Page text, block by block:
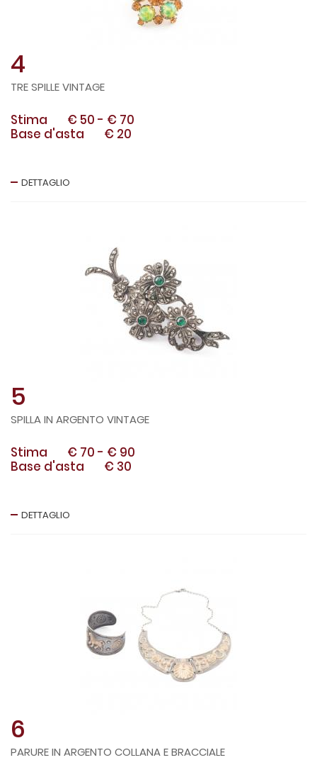
4
TRE SPILLE VINTAGE
Stima € 50 - € 70
Base d'asta
€ 20
DETTAGLIO
5
SPILLA IN ARGENTO VINTAGE
Stima € 70 - € 90
Base d'asta
€ 30
DETTAGLIO
6
PARURE IN ARGENTO COLLANA E BRACCIALE